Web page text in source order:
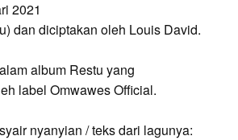
2021
dan diciptakan oleh Louis David.
album Restu yang
label Omwawes Official.
nyanyian / teks dari lagunya: